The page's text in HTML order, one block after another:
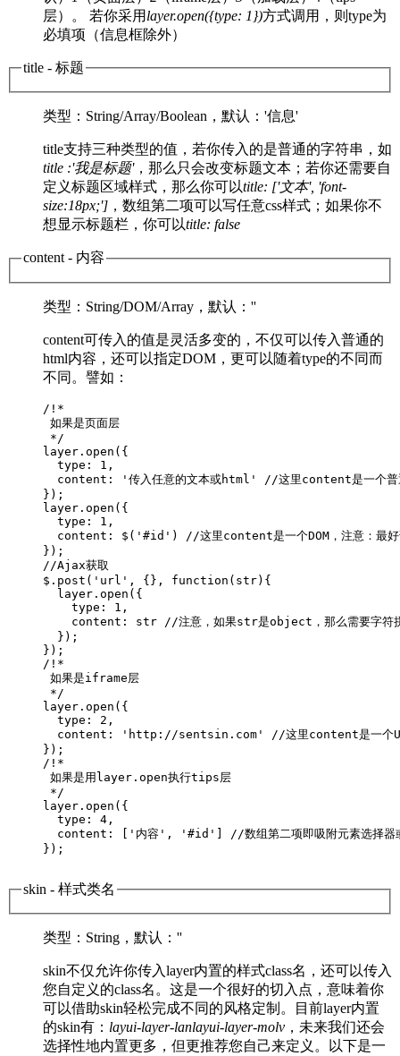
层）。 若你采用 layer.open({type: 1})方式调用，则type为
必填项（信息框除外）
title - 标题
类型 ：String/Array/Boolean， 默认 ：'信息'
title支持三种类型的值，若你传入的是普通的字符串，如
title :'我是标题'，那么只会改变标题文本；若你还需要自
定义标题区域样式，那么你可以title: ['文本', 'font-
size:18px;'] ，数组第二项可以写任意css样式；如果你不
想显示标题栏，你可以title: false
content - 内容
类型 ：String/DOM/Array， 默认 ：''
content可传入的值是灵活多变的，不仅可以传入普通的
html内容，还可以指定DOM，更可以随着type的不同而
不同。譬如：
/!*
如果是页面层
*/
layer.open({
  type: 1,
content: '传入任意的文本或html' //这里content是一个
});
layer.open({
  type: 1,
content: $('#id') //这里content是一个DOM，注意：最好
});
//Ajax获取
$.post('url', {}, function(str){
  layer.open({
    type: 1,
content: str //注意，如果str是object，那么需要字符
  });
});
/!*
如果是iframe层
*/
layer.open({
  type: 2,
content: 'http://sentsin.com' //这里content是一个
});
/!*
如果是用layer.open执行tips层
*/
layer.open({
  type: 4,
content: ['内容', '#id'] //数组第二项即吸附元素选择器
});
skin - 样式类名
类型 ：String， 默认 ：''
skin不仅允许你传入layer内置的样式class名，还可以传入
您自定义的class名。这是一个很好的切入点，意味着你
可以借助skin轻松完成不同的风格定制。目前layer内置
的skin有： layui-layer-lanlayui-layer-molv ，未来我们还会
选择性地内置更多，但更推荐您自己来定义。以下是一